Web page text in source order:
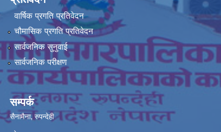
वार्षिक प्रगति प्रतिवेदन
चौमासिक प्रगति प्रतिवेदन
सार्वजनिक सुनुवाई
सार्वजनिक परीक्षण
सम्पर्क
सैनामैना, रुपन्देही